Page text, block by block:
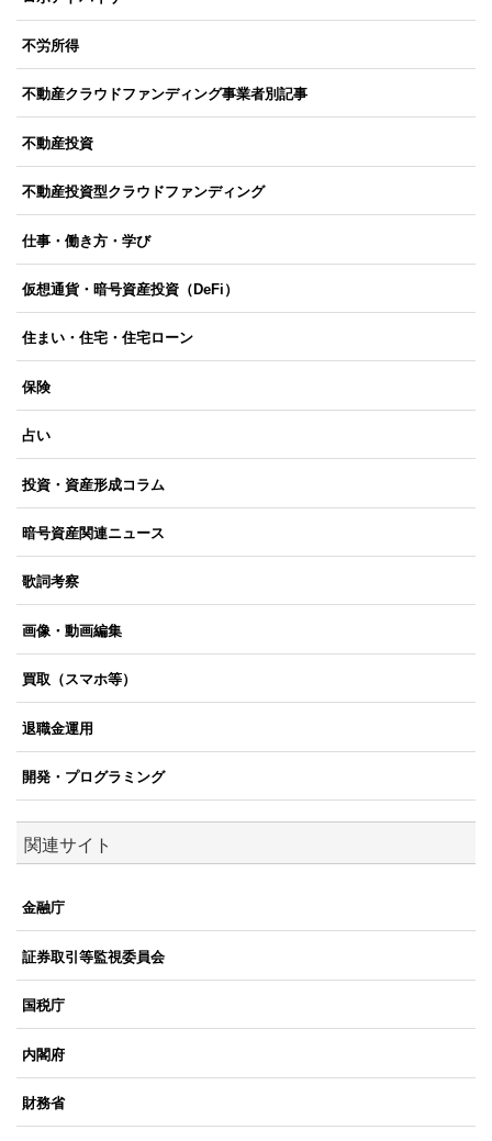
不労所得
不動産クラウドファンディング事業者別記事
不動産投資
不動産投資型クラウドファンディング
仕事・働き方・学び
仮想通貨・暗号資産投資（DeFi）
住まい・住宅・住宅ローン
保険
占い
投資・資産形成コラム
暗号資産関連ニュース
歌詞考察
画像・動画編集
買取（スマホ等）
退職金運用
開発・プログラミング
関連サイト
金融庁
証券取引等監視委員会
国税庁
内閣府
財務省